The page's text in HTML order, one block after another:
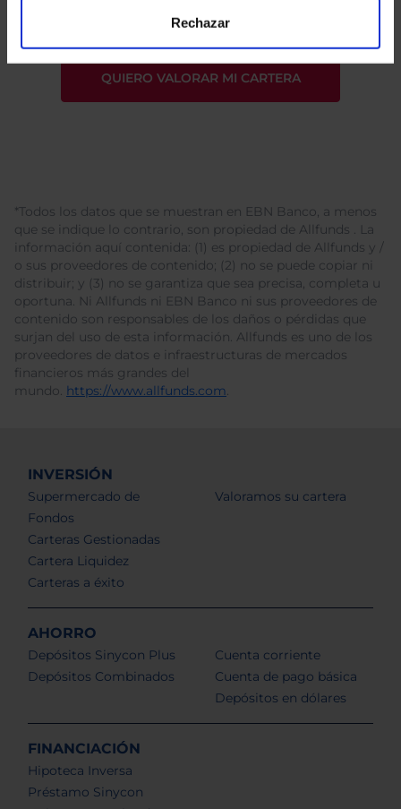
Rechazar
*Todos los datos que se muestran en EBN Banco, a menos
que se indique lo contrario, son propiedad de Allfunds . La
información aquí contenida: (1) es propiedad de Allfunds y /
o sus proveedores de contenido; (2) no se puede copiar ni
distribuir; y (3) no se garantiza que sea precisa, completa u
oportuna. Ni Allfunds ni EBN Banco ni sus proveedores de
contenido son responsables de los daños o pérdidas que
surjan del uso de esta información. Allfunds es uno de los
proveedores de datos e infraestructuras de mercados
financieros más grandes del
mundo. https://www.allfunds.com.
INVERSIÓN
Supermercado de
Fondos
Carteras Gestionadas
Cartera Liquidez
Carteras a éxito
Valoramos su cartera
AHORRO
Depósitos Sinycon Plus
Depósitos Combinados
Cuenta corriente
Cuenta de pago básica
Depósitos en dólares
FINANCIACIÓN
Hipoteca Inversa
Préstamo Sinycon